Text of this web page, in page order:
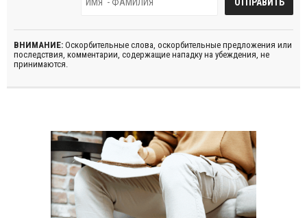
ВНИМАНИЕ: Оскорбительные слова, оскорбительные предложения или
последствия, комментарии, содержащие нападку на убеждения, не
принимаются.